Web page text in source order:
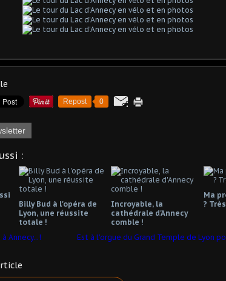
Repost 0
:
Billy Bud à l'opéra de
Lyon, une réussite
totale !
Incroyable, la
cathédrale d'Annecy
comble !
Ma
?
Annecy...! Est à l'orgue du Grand Temple de Lyon